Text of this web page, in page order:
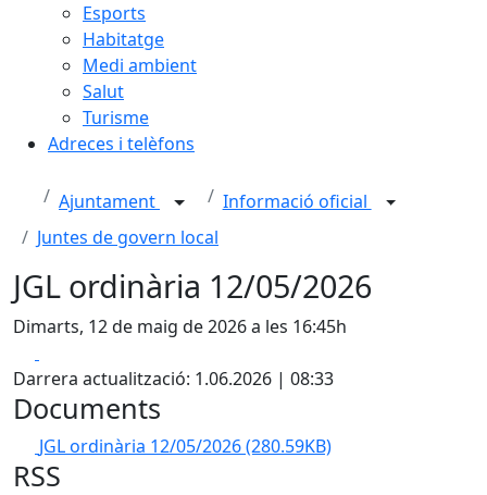
Esports
Habitatge
Medi ambient
Salut
Turisme
Adreces i telèfons
Ajuntament
Informació oficial
Juntes de govern local
JGL ordinària 12/05/2026
Dimarts, 12 de maig de 2026 a les 16:45h
Darrera actualització: 1.06.2026 | 08:33
Documents
JGL ordinària 12/05/2026(280.59KB)
RSS